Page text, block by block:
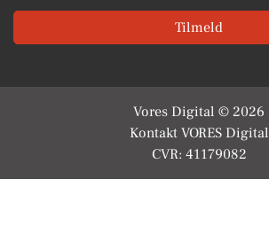
Tilmeld
Vores Digital © 2026
Kontakt VORES Digital
CVR: 41179082